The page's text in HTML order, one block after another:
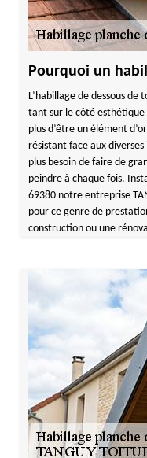
Pourquoi un
L’habillage de dessous de
tant sur le côté
plus d’être un élément
résistant face aux
plus besoin de faire de
peindre à chaque fois.
69380 notre entreprise
pour ce genre de
construction ou une